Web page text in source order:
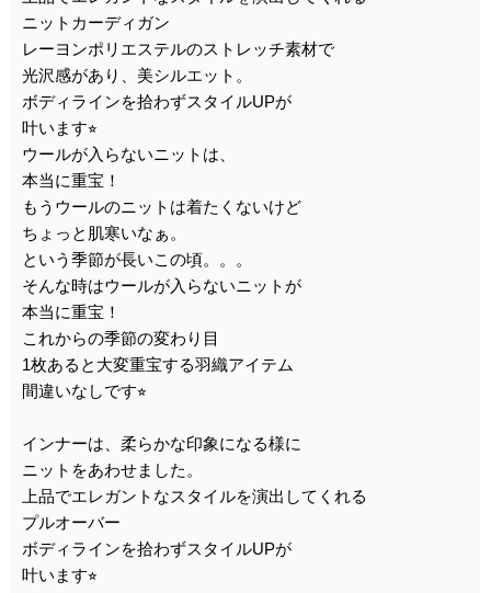
ニットカーディガン
レーヨンポリエステルのストレッチ素材で
光沢感があり、美シルエット。
ボディラインを拾わずスタイルUPが
叶います⭐︎
ウールが入らないニットは、
本当に重宝！
もうウールのニットは着たくないけど
ちょっと肌寒いなぁ。
という季節が長いこの頃。。。
そんな時はウールが入らないニットが
本当に重宝！
これからの季節の変わり目
1枚あると大変重宝する羽織アイテム
間違いなしです⭐︎
インナーは、柔らかな印象になる様に
ニットをあわせました。
上品でエレガントなスタイルを演出してくれる
プルオーバー
ボディラインを拾わずスタイルUPが
叶います⭐︎